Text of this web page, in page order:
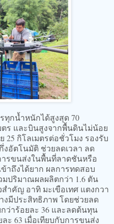
ทุกน้ำหนักได้สูงสุด 70
ตร และบินสูงจากพื้นดินไม่น้อย
25 กิโลเมตรต่อชั่วโมง รองรับ
อัตโนมัติ ช่วยลดเวลา ลด
ารขนส่งในพื้นที่ลาดชันหรือ
าถึงได้ยาก ผลการทดสอบ
มปริมาณผลผลิตกว่า 1.6 ตัน
ำคัญ อาทิ มะเขือเทศ แตงกวา
งมีประสิทธิภาพ โดยช่วยลด
ว่าร้อยละ 36 และลดต้นทุน
ะ 63 เมื่อเทียบกับการขนส่ง